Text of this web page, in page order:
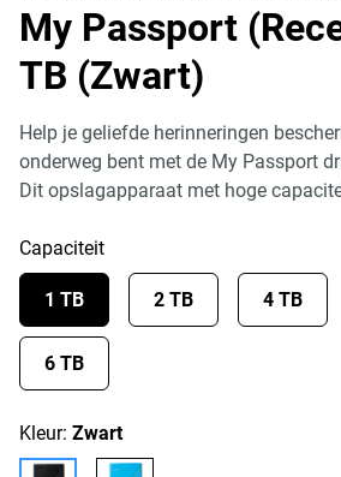
My Passport
TB (Zwart)
Help je geliefde herinneringen
onderweg bent met de My Passport
Dit opslagapparaat met hoge
Capaciteit
1 TB 2 TB 4 TB
6 TB
Kleur: Zwart